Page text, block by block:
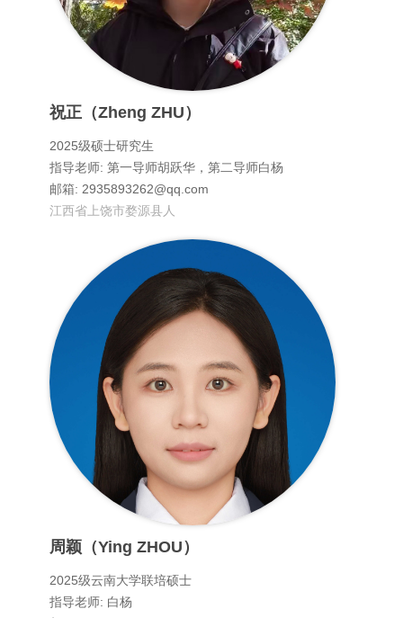
祝正（Zheng ZHU）
2025级硕士研究生
指导老师: 第一导师胡跃华，第二导师白杨
邮箱: 2935893262@qq.com
江西省上饶市婺源县人
周颖（Ying ZHOU）
2025级云南大学联培硕士
指导老师: 白杨